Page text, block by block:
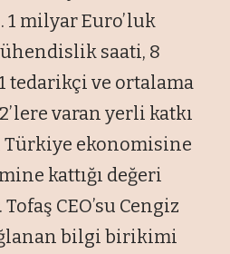
1 milyar Euro’luk
saati, 8
tedarikçi ve ortalama
varan yerli katkı
Türkiye ekonomisine
kattığı değeri
CEO’su Cengiz
bilgi birikimi